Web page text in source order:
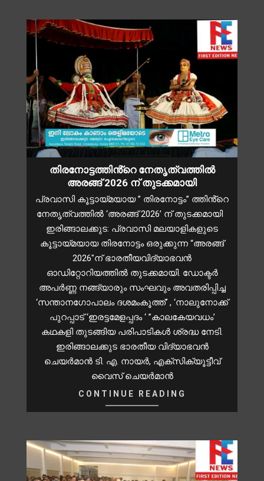
തിരനോട്ടത്തിൻ്റെ നേതൃത്വത്തിൽ
അരങ്ങ് 2026 ന് തുടക്കമായി
പ്രവാസി കൂട്ടായ്മയായ ” തിരനോട്ടം” ത്തിൻ്റെ
നേതൃത്വത്തിൽ ‘അരങ്ങ് 2026’ ന് തുടക്കമായി
ഇരിങ്ങാലക്കുട: പ്രവാസി മലയാളികളുടെ
കൂട്ടായ്മയായ തിരനോട്ടം ഒരുക്കുന്ന “അരങ്ങ്
2026″ന് ഭാരതീയവിദ്യാഭവൻ
ഓഡിറ്റോറിയത്തിൽ തുടക്കമായി. ഡോക്ടർ
അപർണ്ണ നങ്ങ്യാരും സംഘവും അവതരിപ്പിച്ച
‘സന്താനഗോപാലം ദശമംകൂത്ത്’ , ‘നാലുനോക്ക്
പുറപ്പാട് ‘ഇരട്ടമേളപ്പദം ‘ ”കാലകേയവധം’
കഥകളി തുടങ്ങിയ പരിപാടികൾ ശ്രദ്ധ നേടി.
ഇരിങ്ങാലക്കുട ഭാരതീയ വിദ്യാഭവൻ
ചെയർമാൻ ടി. എ. നായർ, എക്സിക്യൂട്ടീവ്
വൈസ് ചെയർമാൻ
CONTINUE READING